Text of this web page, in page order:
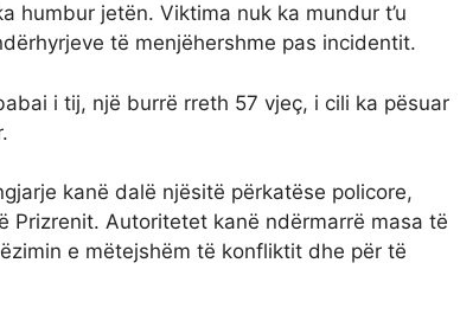
humbur jetën. Viktima nuk ka mundur t’u
të menjëhershme pas incidentit.
i tij, një burrë rreth 57 vjeç, i cili ka pësuar
kanë dalë njësitë përkatëse policore,
Prizrenit. Autoritetet kanë ndërmarrë masa të
e mëtejshëm të konfliktit dhe për të